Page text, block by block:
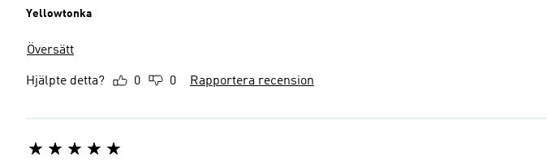
Yellowtonka
Översätt
Hjälpte detta? 0 0 Rapportera recension